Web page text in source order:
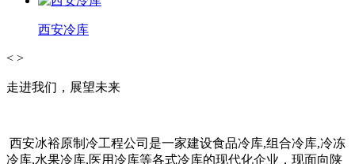
西安冷库
< >
走进我们，展望未来
西安冰裕原制冷工程公司是一家建设食品冷库,组合冷库,冷冻
冷库,水果冷库,医用冷库等各式冷库的现代化企业，现面向陕